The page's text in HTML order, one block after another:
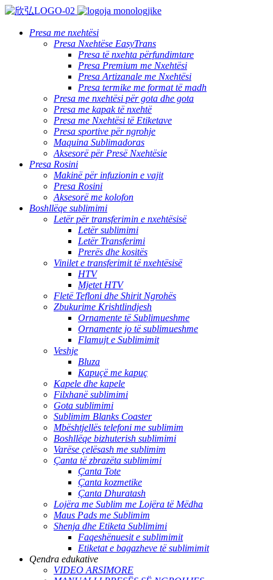
Presa me nxehtësi
Presa Nxehtëse EasyTrans
Presa të nxehta përfundimtare
Presa Premium me Nxehtësi
Presa Artizanale me Nxehtësi
Presa termike me format të madh
Presa me nxehtësi për gota dhe gota
Presa me kapak të nxehtë
Presa me Nxehtësi të Etiketave
Presa sportive për ngrohje
Maquina Sublimadoras
Aksesorë për Presë Nxehtësie
Presa Rosini
Makinë për infuzionin e vajit
Presa Rosini
Aksesorë me kolofon
Boshllëqe sublimimi
Letër për transferimin e nxehtësisë
Letër sublimimi
Letër Transferimi
Prerës dhe kositës
Vinilet e transferimit të nxehtësisë
HTV
Mjetet HTV
Fletë Tefloni dhe Shirit Ngrohës
Zbukurime Krishtlindjesh
Ornamente të Sublimueshme
Ornamente jo të sublimueshme
Flamujt e Sublimimit
Veshje
Bluza
Kapuçë me kapuç
Kapele dhe kapele
Filxhanë sublimimi
Gota sublimimi
Sublimim Blanks Coaster
Mbështjellës telefoni me sublimim
Boshllëqe bizhuterish sublimimi
Varëse çelësash me sublimim
Çanta të zbrazëta sublimimi
Çanta Tote
Çanta kozmetike
Çanta Dhuratash
Lojëra me Sublim me Lojëra të Mëdha
Maus Pads me Sublimim
Shenja dhe Etiketa Sublimimi
Faqeshënuesit e sublimimit
Etiketat e bagazheve të sublimimit
Qendra edukative
VIDEO ARSIMORE